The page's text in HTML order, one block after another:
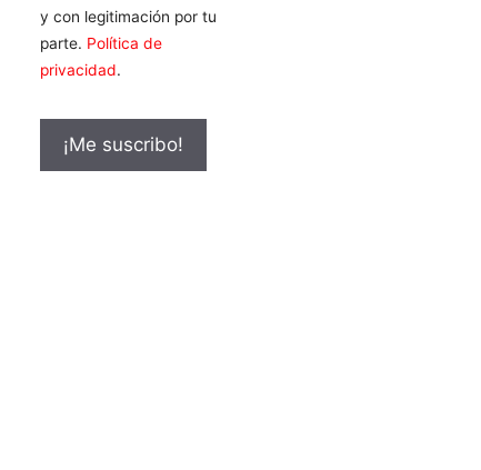
y con legitimación por tu
parte. Política de
privacidad.